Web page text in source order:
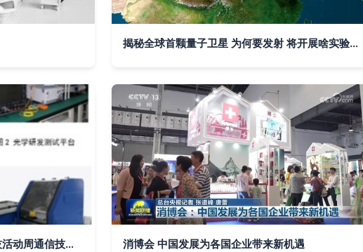
揭秘全球首颗量子卫星 为何要发射 将开展啥实验？
科技让生活更精彩 2016济南科技活动周通信技术研发体验纪实 消博会 中国发展为各国企业带来新机遇